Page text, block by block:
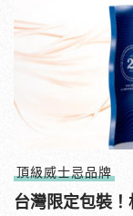
頂級威士忌品牌
台灣限定包裝